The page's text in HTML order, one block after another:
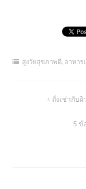
สูงวัยสุขภาพดี, อาหาร
ถั่งเช่ากับ
5 ข้